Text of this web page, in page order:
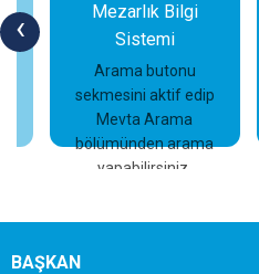
‹
Mezarlık Bilgi
Sistemi
Arama butonu
sekmesini aktif edip
Mevta Arama
bölümünden arama
yapabilirsiniz.
İncele
BAŞKAN